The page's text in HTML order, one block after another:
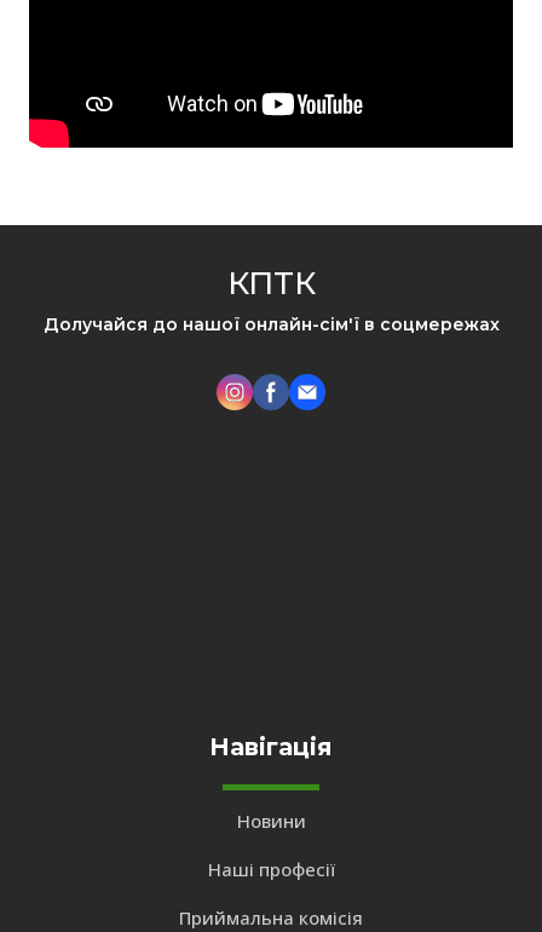
КПТК
Долучайся до нашої онлайн-сім'ї в соцмережах
Навігація
Новини
Наші професії
Приймальна комісія